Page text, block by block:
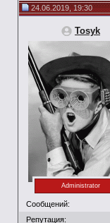
24.06.2019, 19:30
Tosyk
Administrator
Сообщений:
Репутация: